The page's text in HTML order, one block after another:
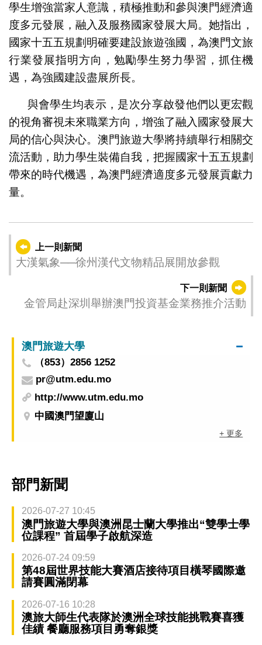
學生增強當家人意識，積極推動和參與澳門經濟適
度多元發展，融入及服務國家發展大局。她指出，
國家十五五規劃明確要建設旅遊強國，為澳門文旅
行業發展指明方向，勉勵學生努力學習，抓住機
遇，為強國建設盡展所長。
與會學生均表示，是次分享啟發他們以更宏觀
的視角審視未來職業方向，增強了融入國家發展大
局的信心與決心。澳門旅遊大學將持續舉行相關交
流活動，助力學生裝備自我，把握國家十五五規劃
帶來的時代機遇，為澳門經濟適度多元發展貢獻力
量。
上一則新聞
大漢氣象──徐州漢代文物精品展開放參觀
下一則新聞
金管局赴深圳舉辦澳門投資基金業務推介活動
澳門旅遊大學
（853）2856 1252
pr@utm.edu.mo
http://www.utm.edu.mo
中國澳門望廈山
+ 更多
部門新聞
2026-07-27 10:45
澳門旅遊大學與澳洲昆士蘭大學推出“雙學士學
位課程” 首屆學子啟航深造
2026-07-24 09:59
第48屆世界技能大賽酒店接待項目橫琴國際邀
請賽圓滿閉幕
2026-07-16 10:28
澳旅大師生代表隊於澳洲全球技能挑戰賽喜獲
佳績 餐廳服務項目勇奪銀獎